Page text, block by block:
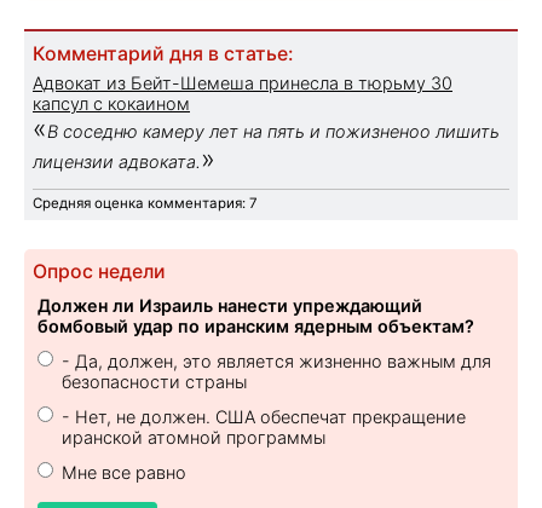
Комментарий дня в статье:
Адвокат из Бейт-Шемеша принесла в тюрьму 30
капсул с кокаином
«В соседню камеру лет на пять и пожизненоо лишить
лицензии адвоката. »
Средняя оценка комментария: 7
Опрос недели
Должен ли Израиль нанести упреждающий
бомбовый удар по иранским ядерным объектам?
- Да, должен, это является жизненно важным для
безопасности страны
- Нет, не должен. США обеспечат прекращение
иранской атомной программы
Мне все равно